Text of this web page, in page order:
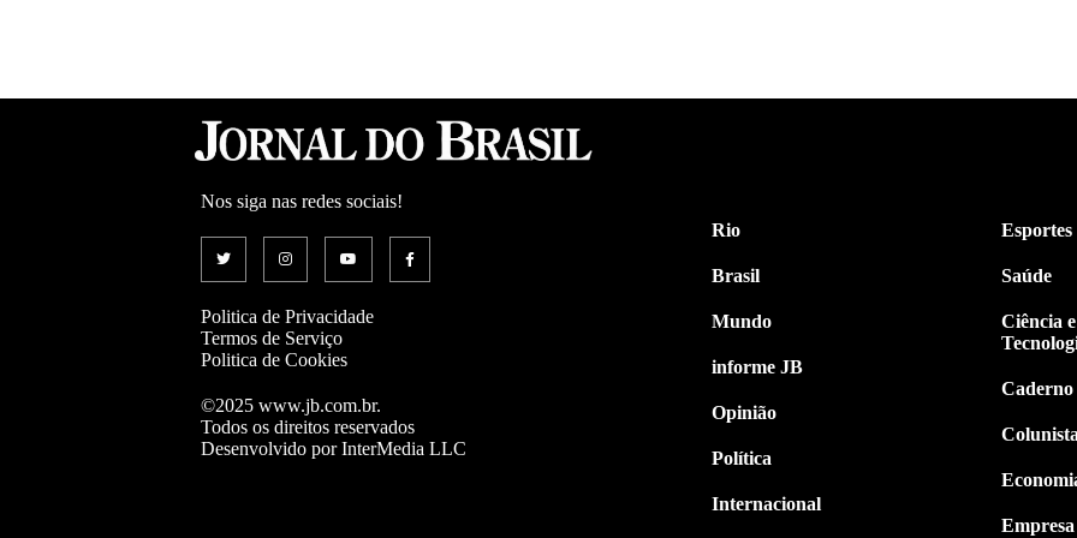
Nos siga nas redes sociais!
Politica de Privacidade
Termos de Serviço
Politica de Cookies
©2025 www.jb.com.br.
Todos os direitos reservados
Desenvolvido por InterMedia LLC
Rio
Brasil
Mundo
informe JB
Opinião
Política
Internacional
Esportes
Saúde
Ciência e
Caderno
Empresa